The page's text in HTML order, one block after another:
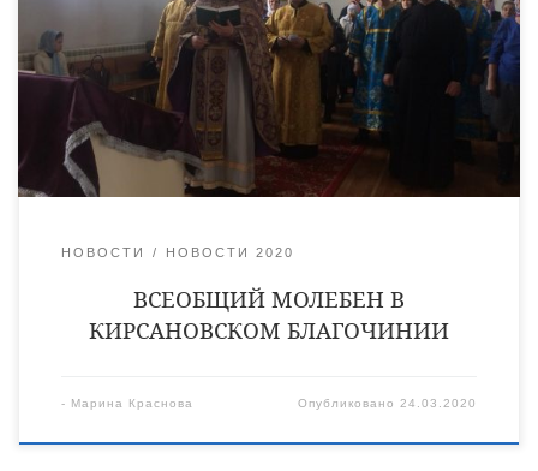
сил борющимся с нею врачам. Духовенство Кирсановского
благочиния вместе с прихожанами объединились в молитве
для преодоления этого испытания не только для нашей
страны, но и для всего мира. Священный Синод призывает
архипастырей, […]
НОВОСТИ НОВОСТИ 2020
ВСЕОБЩИЙ МОЛЕБЕН В
КИРСАНОВСКОМ БЛАГОЧИНИИ
- Марина Краснова Опубликовано24.03.2020